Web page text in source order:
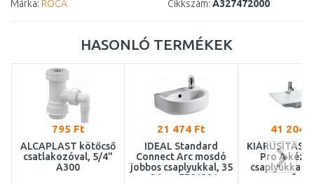
Márka: ROCA Cikkszám: A327472000
HASONLÓ TERMÉKEK
795 Ft
ALCAPLAST kötőcső
csatlakozóval, 5/4"
A300
21 474 Ft
IDEAL Standard
Connect Arc mosdó
jobbos csaplyukkal, 35
x26 cm E791301
41 204
KIÁRUSÍTÁS
Pro A
csaplyukkal,
cm,